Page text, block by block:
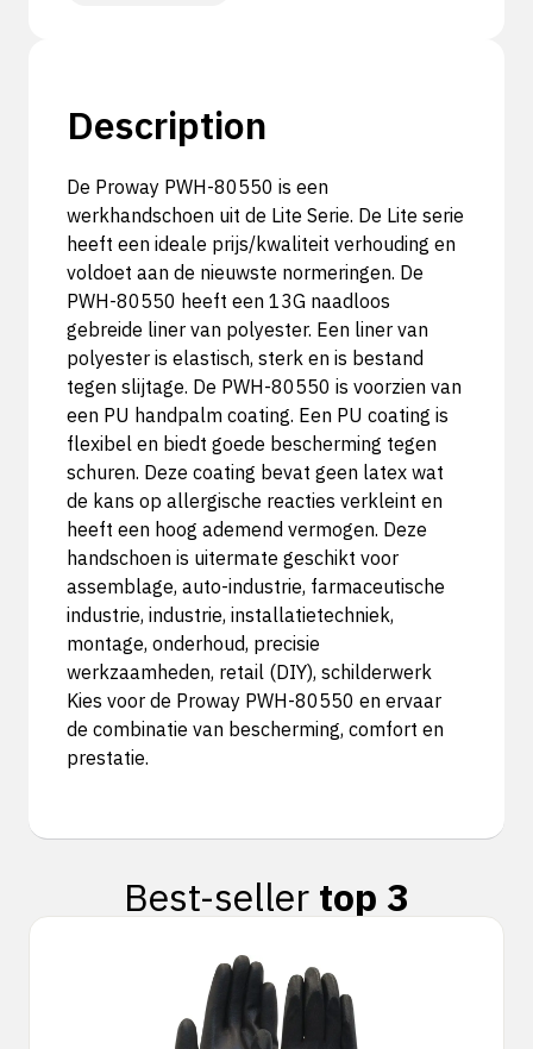
Description
De Proway PWH-80550 is een
werkhandschoen uit de Lite Serie. De Lite serie
heeft een ideale prijs/kwaliteit verhouding en
voldoet aan de nieuwste normeringen. De
PWH-80550 heeft een 13G naadloos
gebreide liner van polyester. Een liner van
polyester is elastisch, sterk en is bestand
tegen slijtage. De PWH-80550 is voorzien van
een PU handpalm coating. Een PU coating is
flexibel en biedt goede bescherming tegen
schuren. Deze coating bevat geen latex wat
de kans op allergische reacties verkleint en
heeft een hoog ademend vermogen. Deze
handschoen is uitermate geschikt voor
assemblage, auto-industrie, farmaceutische
industrie, industrie, installatietechniek,
montage, onderhoud, precisie
werkzaamheden, retail (DIY), schilderwerk
Kies voor de Proway PWH-80550 en ervaar
de combinatie van bescherming, comfort en
prestatie.
Best-seller top 3